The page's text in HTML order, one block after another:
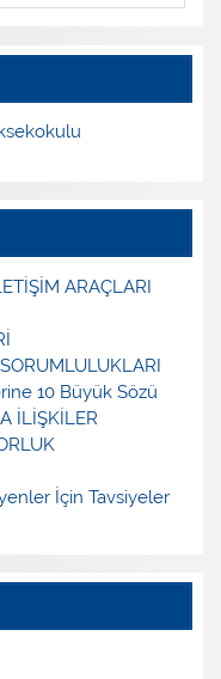
ARAÇLARI
10 Büyük Sözü
İLİŞKİLER
İçin Tavsiyeler